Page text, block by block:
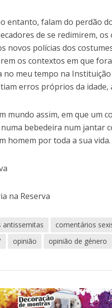
entanto, falam do perdão
de se redimirem,
novos polícias dos
os contextos em que
no meu tempo na
erros próprios da idade,
mundo assim, em que um
bebedeira num jantar
homem por toda a sua vida.
na Reserva
antissemitas comentários
opinião opinião de género